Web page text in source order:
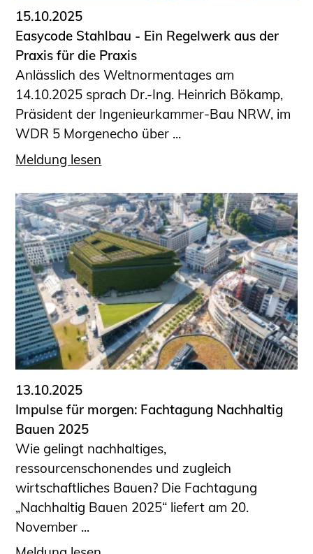
15.10.2025
Easycode Stahlbau - Ein Regelwerk aus der
Praxis für die Praxis
Anlässlich des Weltnormentages am
14.10.2025 sprach Dr.-Ing. Heinrich Bökamp,
Präsident der Ingenieurkammer-Bau NRW, im
WDR 5 Morgenecho über ...
Meldung lesen
13.10.2025
Impulse für morgen: Fachtagung Nachhaltig
Bauen 2025
Wie gelingt nachhaltiges,
ressourcenschonendes und zugleich
wirtschaftliches Bauen? Die Fachtagung
„Nachhaltig Bauen 2025“ liefert am 20.
November ...